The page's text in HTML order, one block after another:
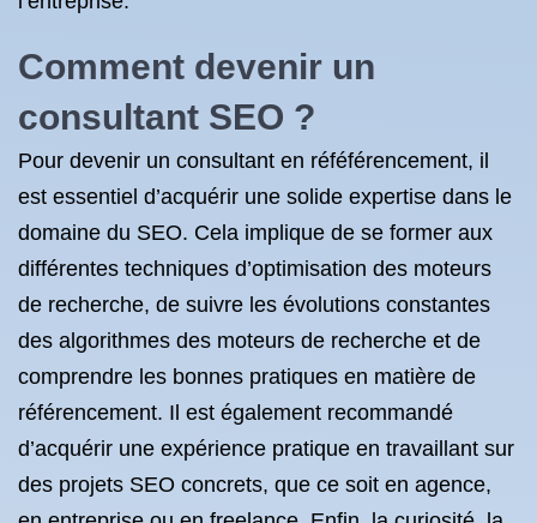
Comment devenir un
consultant SEO ?
Pour devenir un consultant en réféférencement, il
est essentiel d’acquérir une solide expertise dans le
domaine du SEO. Cela implique de se former aux
différentes techniques d’optimisation des moteurs
de recherche, de suivre les évolutions constantes
des algorithmes des moteurs de recherche et de
comprendre les bonnes pratiques en matière de
référencement. Il est également recommandé
d’acquérir une expérience pratique en travaillant sur
des projets SEO concrets, que ce soit en agence,